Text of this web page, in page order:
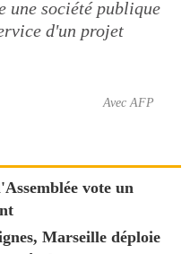
une société publique
d'un projet
Avec AFP
vote un
Marseille déploie